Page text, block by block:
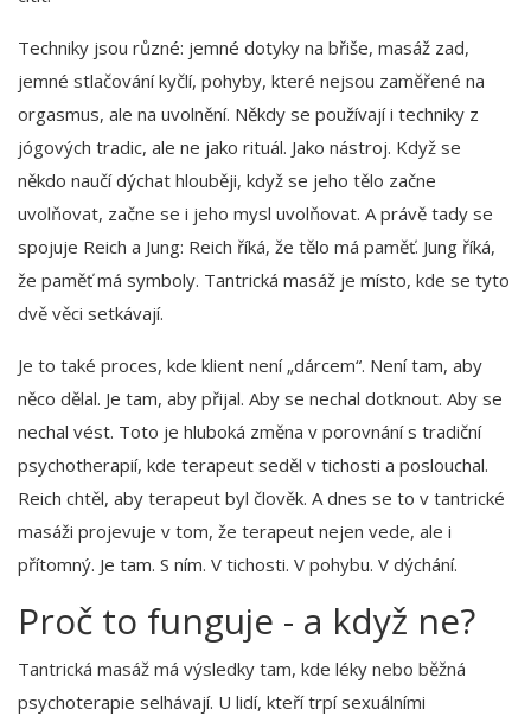
Techniky jsou různé: jemné dotyky na břiše, masáž zad,
jemné stlačování kyčlí, pohyby, které nejsou zaměřené na
orgasmus, ale na uvolnění. Někdy se používají i techniky z
jógových tradic, ale ne jako rituál. Jako nástroj. Když se
někdo naučí dýchat hlouběji, když se jeho tělo začne
uvolňovat, začne se i jeho mysl uvolňovat. A právě tady se
spojuje Reich a Jung: Reich říká, že tělo má paměť. Jung říká,
že paměť má symboly. Tantrická masáž je místo, kde se tyto
dvě věci setkávají.
Je to také proces, kde klient není „dárcem“. Není tam, aby
něco dělal. Je tam, aby přijal. Aby se nechal dotknout. Aby se
nechal vést. Toto je hluboká změna v porovnání s tradiční
psychotherapií, kde terapeut seděl v tichosti a poslouchal.
Reich chtěl, aby terapeut byl člověk. A dnes se to v tantrické
masáži projevuje v tom, že terapeut nejen vede, ale i
přítomný. Je tam. S ním. V tichosti. V pohybu. V dýchání.
Proč to funguje - a když ne?
Tantrická masáž má výsledky tam, kde léky nebo běžná
psychoterapie selhávají. U lidí, kteří trpí sexuálními